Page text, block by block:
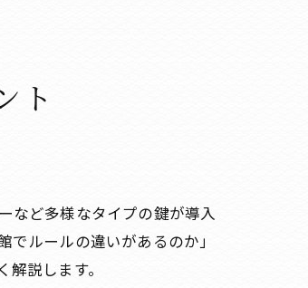
ト
など多様なタイプの鍵が導入
ルールの違いがあるのか」
説します。